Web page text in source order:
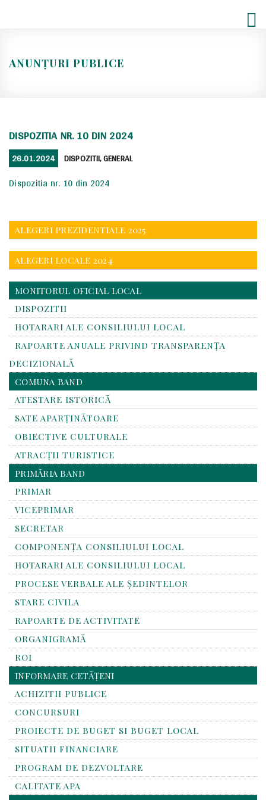
ANUNȚURI PUBLICE
DISPOZITIA NR. 10 DIN 2024
POSTED
ON
26.01.2024 CATEGORIES
DISPOZITII,GENERAL
Dispozitia nr. 10 din 2024
ALEGERI PREZIDENTIALE 2025
ALEGERI LOCALE 2024
MONITORUL OFICIAL LOCAL
DISPOZITII
HOTARARI ALE CONSILIULUI LOCAL
RAPOARTE ANUALE PRIVIND TRANSPARENŢA
DECIZIONALĂ
COMUNA BAND
ATESTARE ISTORICĂ
SATE APARȚINĂTOARE
OBIECTIVE CULTURALE
ATRACȚII TURISTICE
PRIMĂRIA BAND
PRIMAR
VICEPRIMAR
SECRETAR
COMPONENȚA CONSILIULUI LOCAL
HOTARARI ALE CONSILIULUI LOCAL
PROCESE VERBALE ALE ȘEDINTELOR
STARE CIVILA
RAPOARTE DE ACTIVITATE
ORGANIGRAMĂ
ROI
INFORMARE CETĂȚENI
ACHIZITII PUBLICE
CONCURSURI
PROIECTE DE BUGET SI BUGET LOCAL
SITUATII FINANCIARE
PROGRAM DE DEZVOLTARE
CALITATE APA